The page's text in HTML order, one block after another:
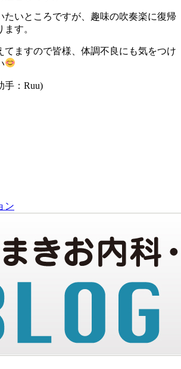
たいところですが、趣味の吹奏楽に復帰
す。
てますので皆様、体調不良にも気をつけ
：Ruu)